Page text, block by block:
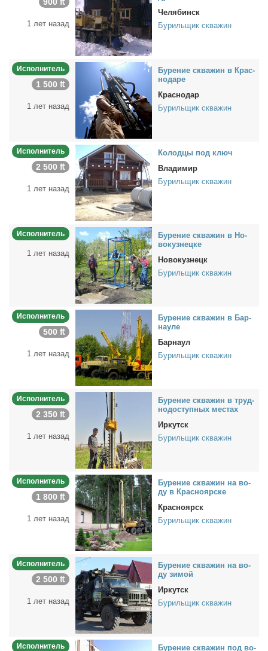
1 лет назад
Челябинск
Бурильщик скважин
Исполнитель
1 500 ₶
1 лет назад
Бу­ре­ние сква­жин в Крас­
но­да­ре
Краснодар
Бурильщик скважин
Исполнитель
2 500 ₶
1 лет назад
Ко­лод­цы под ключ
Владимир
Бурильщик скважин
Исполнитель
1 лет назад
Бу­ре­ние сква­жин в Но­
во­куз­нец­ке
Новокузнецк
Бурильщик скважин
Исполнитель
500 ₶
1 лет назад
Бу­ре­ние сква­жин в Бар­
нау­ле
Барнаул
Бурильщик скважин
Исполнитель
2 350 ₶
1 лет назад
Бу­ре­ние сква­жин в труд­
но­до­ступ­ных ме­стах
Иркутск
Бурильщик скважин
Исполнитель
1 800 ₶
1 лет назад
Бу­ре­ние сква­жин на во­
ду в Крас­но­яр­ске
Красноярск
Бурильщик скважин
Исполнитель
2 500 ₶
1 лет назад
Бу­ре­ние сква­жин на во­
ду зи­мой
Иркутск
Бурильщик скважин
Исполнитель
Бу­ре­ние сква­жин под во­